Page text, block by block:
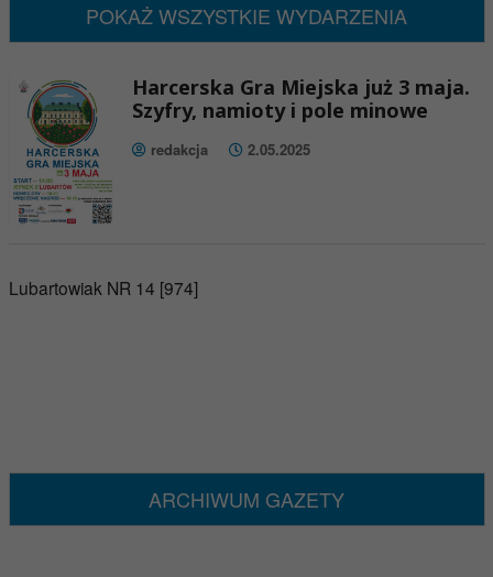
POKAŻ WSZYSTKIE WYDARZENIA
Harcerska Gra Miejska już 3 maja.
Szyfry, namioty i pole minowe
redakcja 2.05.2025
Lubartowiak NR 14 [974]
ARCHIWUM GAZETY